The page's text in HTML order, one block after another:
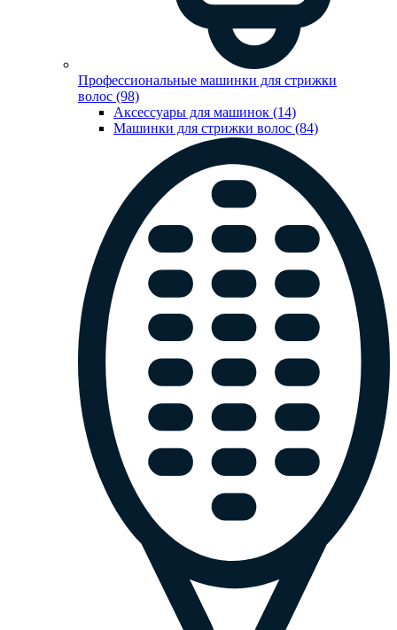
Профессиональные машинки для стрижки
волос (98)
Аксессуары для машинок (14)
Машинки для стрижки волос (84)